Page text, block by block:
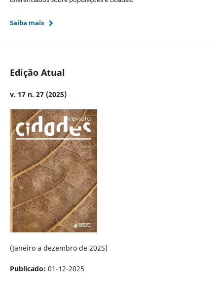
Saiba mais
Edição Atual
v. 17 n. 27 (2025)
(Janeiro a dezembro de 2025)
Publicado: 01-12-2025